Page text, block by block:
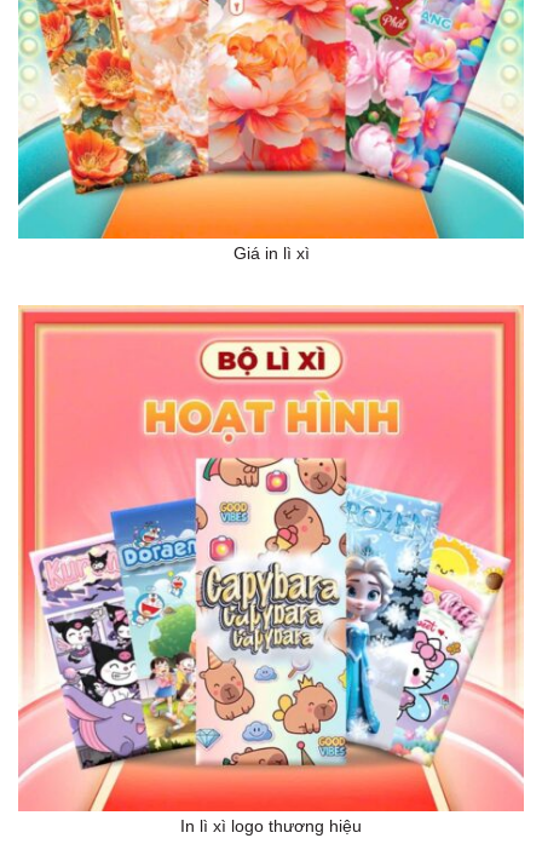
Giá in lì xì
In lì xì logo thương hiệu